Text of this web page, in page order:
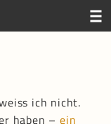
ich nicht.
haben – ein